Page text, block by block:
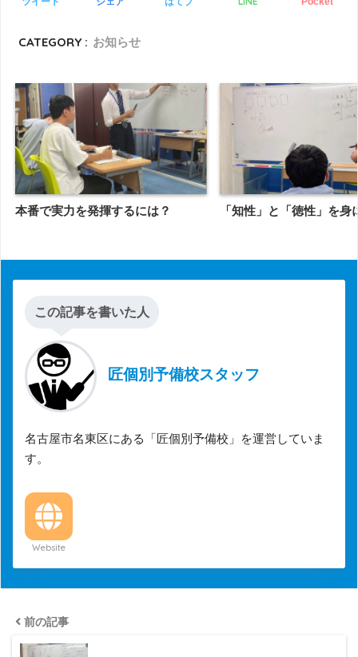
CATEGORY : お知らせ
本番で実力を発揮するには？ 「知性」と「徳性」を身
この記事を書いた人
匠個別予備校スタッフ
名古屋市名東区にある「匠個別予備校」を運営していま
す。
Website
前の記事